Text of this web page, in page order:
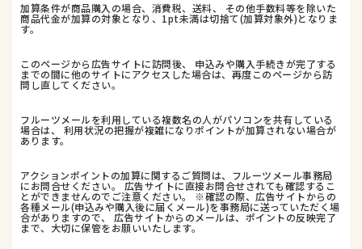
加算条件が商品購入の場合、消費税、送料、 その他手数料等を除いた
商品代金が加算の対象となり、1pt未満は切捨て(加算対象外)となりま
す。
このページから広告サイトに訪問後、 申込みや購入手続きが完了する
までの間に他のサイトにアクセスした場合は、再度このページから訪
問し直してください。
フルーツメールを利用している複数名の人がパソコンを共有している
場合は、 利用状況の把握が複雑になりポイントが加算されない場合が
あります。
アクションポイントの加算に関するご質問は、フルーツメール事務局
にお問合せください。 広告サイトに直接お問合せされても確認するこ
とができませんのでご注意ください。 ※確認の際、広告サイトからの
各種メール(申込みや購入後に届くメール)を事務局に送っていただく場
合がありますので、 広告サイトからのメールは、ポイントの反映完了
まで、大切に保管をお願いいたします。